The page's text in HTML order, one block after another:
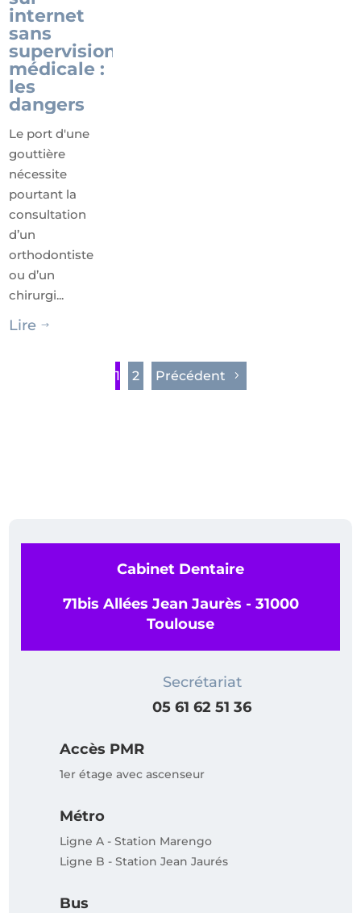
internet
sans
supervision
médicale :
les
dangers
Le port d'une
gouttière
nécessite
pourtant la
consultation
d’un
orthodontiste
ou d’un
chirurgi...
Lire $
1 2 Précédent
Cabinet Dentaire
71bis Allées Jean Jaurès - 31000
Toulouse
Secrétariat
05 61 62 51 36
Accès PMR
1er étage avec ascenseur
Métro
Ligne A - Station Marengo
Ligne B - Station Jean Jaurés
Bus